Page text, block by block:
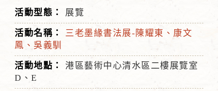
展覽
三老墨緣書法展-陳耀東、康文
鳳、吳義馴
港區藝術中心清水區二樓展覽室
D、E